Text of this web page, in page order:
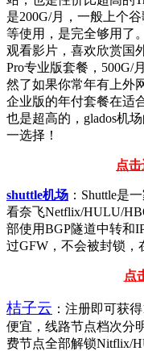
是200G/月，一般上个
等使用，是完全够用了
观看影片，喜欢欣赏国
Pro专业版套餐，500G/
然了如果你常年有上外
企业版的年付套餐在适
也是超高的，glados机
一选择！
点
shuttle机场 ：Shuttle是
看奈飞Netflix/HULU/
部使用BGP隧道中转和
过GFW，不会被封锁，
点
桔子云 ：注册即可获
便宜，线路节点档次分
费节点全部解锁Nitflix/